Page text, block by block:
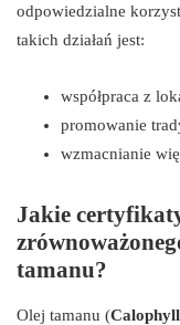
odpowiedzialne
takich działań jest:
współpraca z
promowanie
wzmacnianie
Jakie
tamanu?
Olej tamanu (